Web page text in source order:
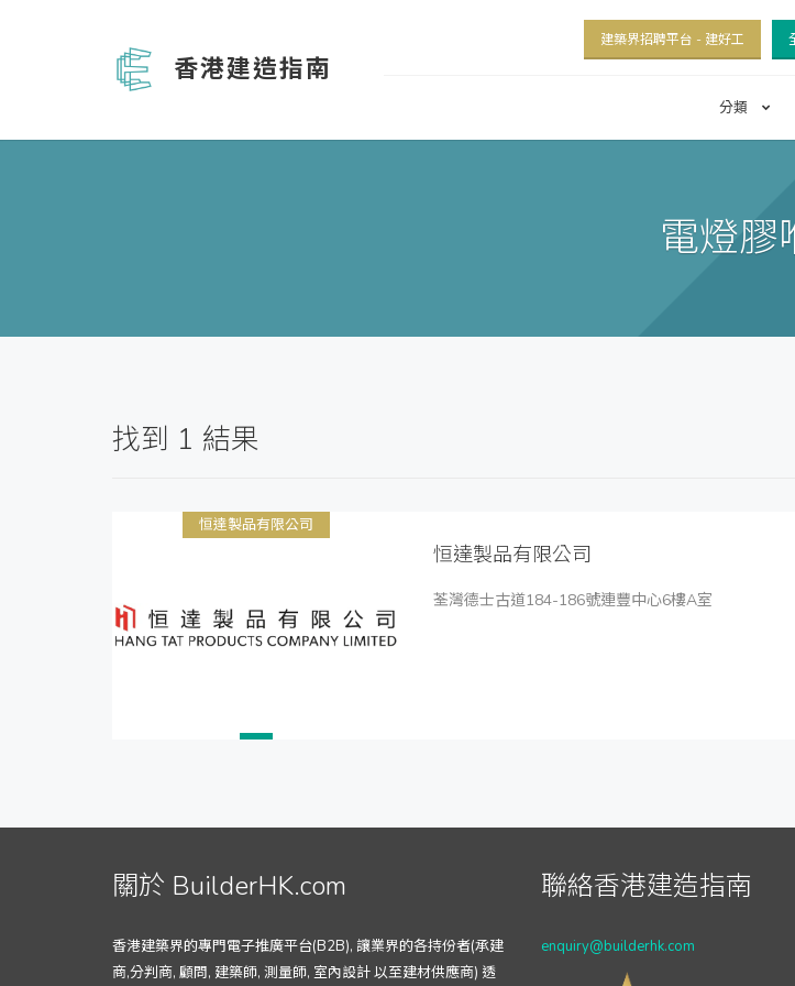
香港建造指南
建築界招聘平台 - 建好工
分類
電燈膠
找到 1 結果
恒達製品有限公司
恒達製品有限公司
荃灣德士古道184-186號連豐中心6樓A室
關於 BuilderHK.com
香港建築界的專門電子推廣平台(B2B), 讓業界的各持份者(承建
商,分判商, 顧問, 建築師, 測量師, 室內設計 以至建材供應商) 透
聯絡香港建造指南
enquiry@builderhk.com